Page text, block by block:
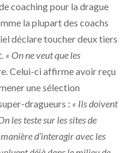
coaching pour la drague
la plupart des coachs
déclare toucher deux tiers
« On ne veut que les
Celui-ci affirme avoir reçu
une sélection
dragueurs : « Ils doivent
les teste sur les sites de
d’interagir avec les